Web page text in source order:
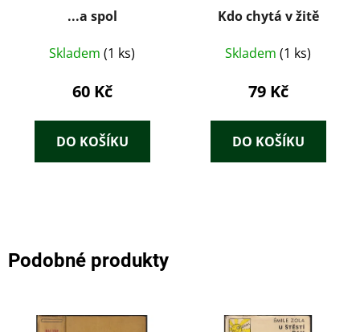
...a spol
Skladem (1 ks)
60 Kč
DO KOŠÍKU
Kdo chytá v žitě
Skladem (1 ks)
79 Kč
DO KOŠÍKU
Podobné produkty